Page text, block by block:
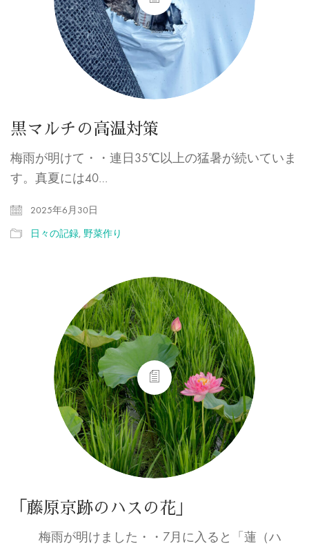
黒マルチの高温対策
梅雨が明けて・・連日35℃以上の猛暑が続いていま
す。真夏には40…
2025年6月30日
日々の記録, 野菜作り
「藤原京跡のハスの花」
梅雨が明けました・・7月に入ると「蓮（ハ